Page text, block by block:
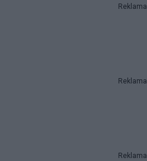
Reklama
Reklama
Reklama